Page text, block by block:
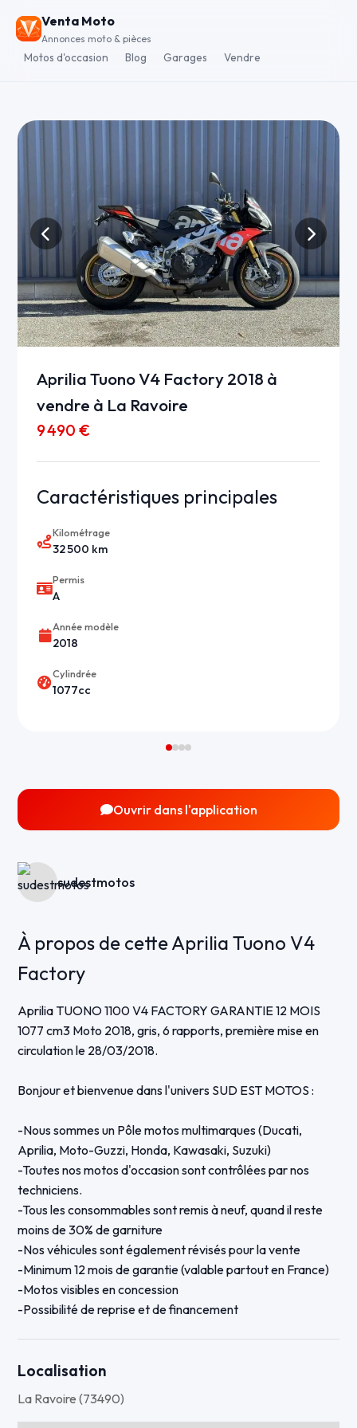
Venta Moto
Annonces moto & pièces
Motos d'occasion Blog Garages Vendre
Aprilia Tuono V4 Factory 2018 à
vendre à La Ravoire
9 490 €
Caractéristiques principales
Kilométrage
32 500 km
Permis
A
Année modèle
2018
Cylindrée
1077cc
Ouvrir dans l'application
sudestmotos
À propos de cette Aprilia Tuono V4
Factory
Aprilia TUONO 1100 V4 FACTORY GARANTIE 12 MOIS
1077 cm3 Moto 2018, gris, 6 rapports, première mise en
circulation le 28/03/2018.
Bonjour et bienvenue dans l'univers SUD EST MOTOS :
-Nous sommes un Pôle motos multimarques (Ducati,
Aprilia, Moto-Guzzi, Honda, Kawasaki, Suzuki)
-Toutes nos motos d'occasion sont contrôlées par nos
techniciens.
-Tous les consommables sont remis à neuf, quand il reste
moins de 30% de garniture
-Nos véhicules sont également révisés pour la vente
-Minimum 12 mois de garantie (valable partout en France)
-Motos visibles en concession
-Possibilité de reprise et de financement
-Peinture de jantes or
Localisation
La Ravoire (73490)